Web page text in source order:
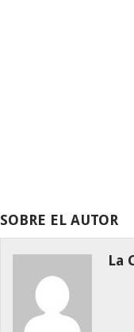
SOBRE EL AUTOR
La